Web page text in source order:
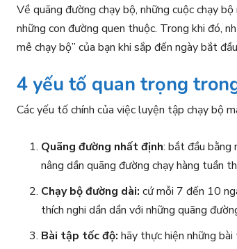
Về quãng đường chạy bộ, những cuộc chạy
những con đường quen thuộc. Trong khi đó,
mê chạy bộ” của bạn khi sắp đến ngày bắt
4 yếu tố quan trọng
Các yếu tố chính của việc luyện tập chạy bộ
Quãng đường nhất định: bắt đầu bằng
nâng dần quãng đường chạy hàng tuần
Chạy bộ đường dài: cứ mỗi 7 đến 10
thích nghi dần dần với những quãng
Bài tập tốc độ: hãy thực hiện những